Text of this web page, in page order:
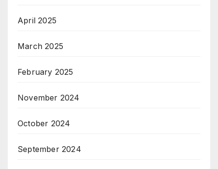
April 2025
March 2025
February 2025
November 2024
October 2024
September 2024